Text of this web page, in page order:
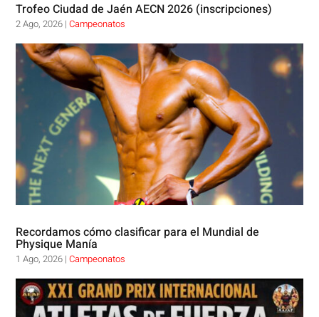
Trofeo Ciudad de Jaén AECN 2026 (inscripciones)
2 Ago, 2026 |Campeonatos
Recordamos cómo clasificar para el Mundial de
Physique Manía
1 Ago, 2026 |Campeonatos